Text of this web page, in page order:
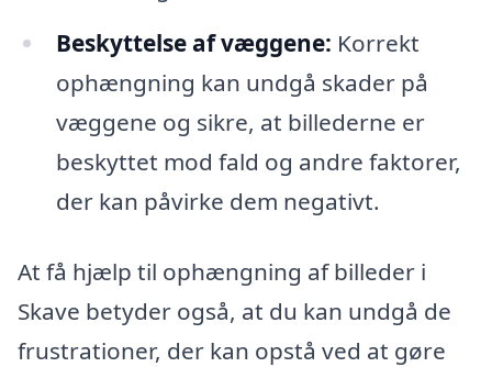
Beskyttelse af væggene: Korrekt
ophængning kan undgå skader på
væggene og sikre, at billederne er
beskyttet mod fald og andre faktorer,
der kan påvirke dem negativt.
At få hjælp til ophængning af billeder i
Skave betyder også, at du kan undgå de
frustrationer, der kan opstå ved at gøre